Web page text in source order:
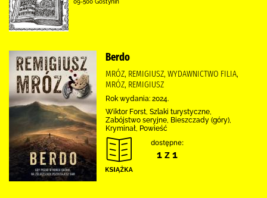
09-500 Gostynin
Berdo
MRÓZ, REMIGIUSZ, WYDAWNICTWO FILIA,
MRÓZ, REMIGIUSZ
Rok wydania: 2024.
Wiktor Forst, Szlaki turystyczne,
Zabójstwo seryjne, Bieszczady (góry),
Kryminał, Powieść
dostępne:
1 z 1